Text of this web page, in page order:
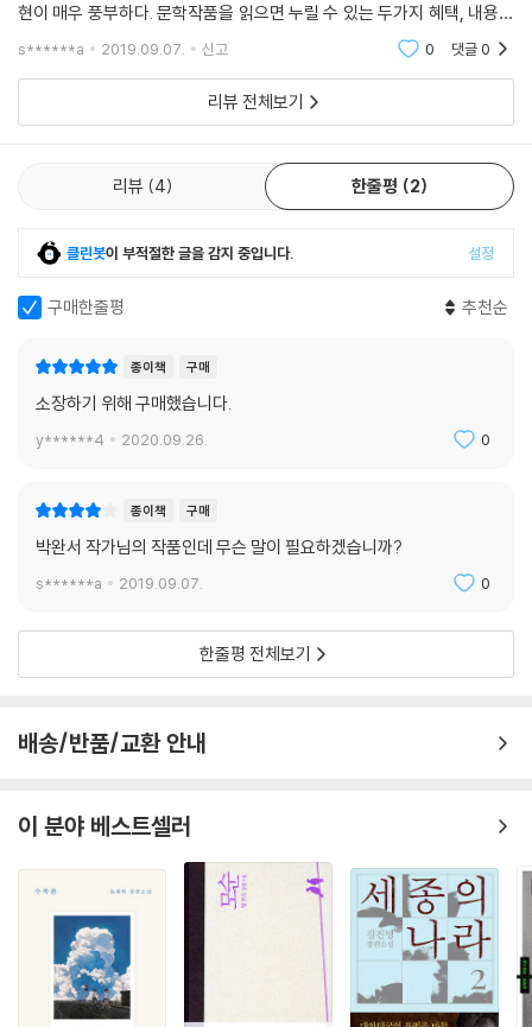
독자를 위해 새로이 구성된 「박완서 소설전집 결정판」
박완서 작품의 특징은 시간이 지나 읽어도 전혀 시대적 이질감이 없다는
데 있다. 이에, 국내 최고 북디자이너로 손꼽히는 오진경은 기존에 이미 작
품을 읽은 오랜 독자들에게는 정성껏 준비한 선물 같은 느낌을 주고, 앞으
로 작품을 만날 미지의 독자들에게는 시간을 초월한 모던한 감성을 느끼게
함과 동시에, 작품 각각의 개성을 살리면서도 개별 작품들이 「박완서 소설
전집 결정판」으로 모여 전집의 통일성을 갖추며 박완서 문학의 고유한 멋
을 이루도록 디자인했다.
박완서 작품은 제목만 보아도 작가 자체를 느낄 수 있기에, 제목을 최대한
작품의 특징을 담아내기에 부족함을 느끼고 수직선과 수평선을 기본으로
번지는 듯 아스라한 농담(濃淡)과 저채도의 따뜻한 색감, 소박한 질감을
모티브로 하고, 그 외의 장식을 최대한 배제하여 작품마다 조각보로 수놓
로 사용했다.
또한 작품 자체로 처음 접근하는 새로운 독자들을 위해 본문에는 작가 화
보를 따로 넣지 않았다. 대신 전집 스물두 권에 작가의 각기 다른 사진들을
다. 본문 및 표지에 들어간 작가의 사진 대부분은 되도록 작품을 집필할 당
시의 사진이나 작품의 느낌을 살릴 수 있을 만한 사진을 실었으며, 평상시
럽고도 따뜻한 느낌이 더욱 살아 있다.
많이 바뀌었다. 이번에 새로 나온 판본에서는 국립국어원 맞춤법 규정을
따르되 작가의 고유한 표현, 어조, 시대를 특정하는 단어?을 그대로 유지
하는 등 글의 질감을 유지하면서도 새로운 독자들이 읽기 편하도록 매만지
는 데 집중하였다. 또한 국내 문학, 동아시아 문화 전문가, 외국인 교수(박
완서의 「재수굿」 『그 많던 싱아는 누가 다 먹었을까』 등을 영역한 스티븐
엡스타인) 등 박완서 문학에 관심을 갖고 활동 중인 다양한 분야, 다양한
지역의 전문가들이 「박완서 소설전집 결정판」을 위해 박완서를 새롭게 해
석한 깊이 있는 해설을 수록하여 독자들의 이해를 돕고 있다.
현이 매우 풍부하다. 문학작품을 읽으면 누릴 수 있는 두가지 혜택, 내용에
대한 감동과 문장구성, 표현을 공부할 수 있다는 것, 박완서 작가님의 작품
s******a 2019.09.07. 신고 0 댓글0
리뷰 전체보기
리뷰 4 한줄평 2
클린봇이 부적절한 글을 감지 중입니다. 설정
구매한줄평 추천순
종이책 구매
소장하기 위해 구매했습니다.
y******4 2020.09.26. 0
종이책 구매
박완서 작가님의 작품인데 무슨 말이 필요하겠습니까?
s******a 2019.09.07. 0
한줄평 전체보기
배송/반품/교환 안내
이 분야 베스트셀러